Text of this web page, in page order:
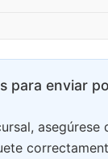
para enviar
asegúrese